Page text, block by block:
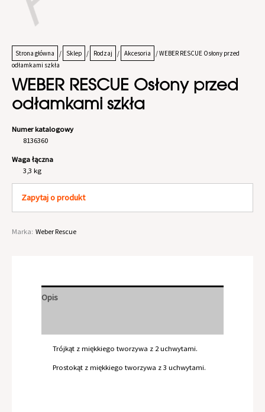
Strona główna / Sklep / Rodzaj / Akcesoria
/ WEBER RESCUE Osłony przed
odłamkami szkła
WEBER RESCUE Osłony przed
odłamkami szkła
Numer katalogowy
8136360
Waga łączna
3,3 kg
Zapytaj o produkt
Marka: Weber Rescue
Opis
Trójkąt z miękkiego tworzywa z 2 uchwytami.
Prostokąt z miękkiego tworzywa z 3 uchwytami.